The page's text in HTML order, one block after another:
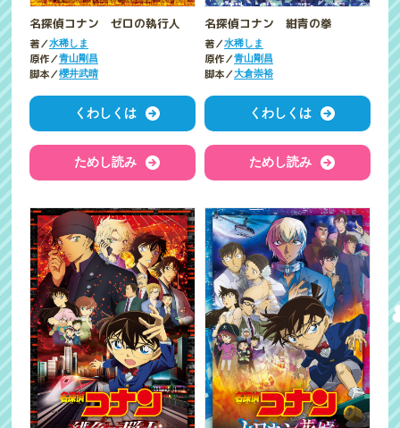
名探偵コナン ゼロの執行人
著／水稀しま
原作／青山剛昌
脚本／櫻井武晴
くわしくは
ためし読み
名探偵コナン 紺青の拳
著／水稀しま
原作／青山剛昌
脚本／大倉崇裕
くわしくは
ためし読み